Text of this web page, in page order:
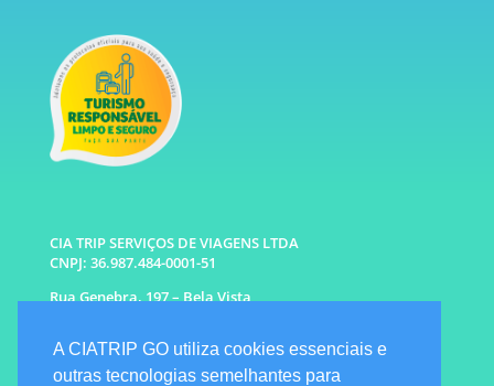
CIA TRIP SERVIÇOS DE VIAGENS LTDA
CNPJ: 36.987.484-0001-51
Rua Genebra, 197 – Bela Vista
WhatsApp: (11) 96333-6677 |
94341-1314
A CIATRIP GO utiliza cookies essenciais e
outras tecnologias semelhantes para